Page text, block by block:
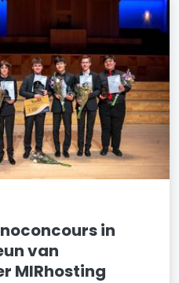
in
van
MIRhosting